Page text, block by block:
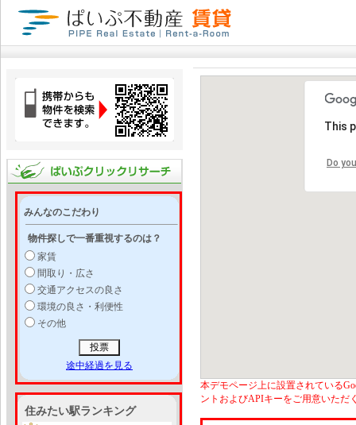
みんなのこだわり
物件探しで一番重視するのは？
家賃
間取り・広さ
交通アクセスの良さ
環境の良さ・利便性
その他
途中経過を見る
住みたい駅ランキング
This
Do
本デモページ上に設置されている
ントおよびAPIキーをご用意いただ